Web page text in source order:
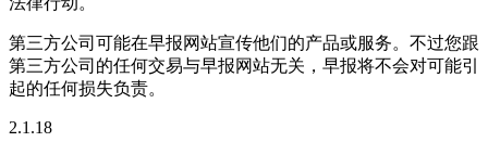
第三方公司可能在早报网站宣传他们的产品或服务。不过您跟
第三方公司的任何交易与早报网站无关，早报将不会对可能引
起的任何损失负责。
2.1.18